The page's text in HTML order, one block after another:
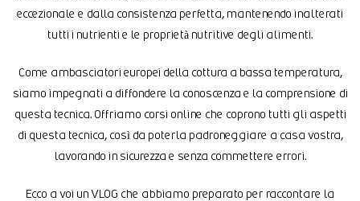
eccezionale e dalla consistenza perfetta, mantenendo inalterati
tutti i nutrienti e le proprietà nutritive degli alimenti.
Come ambasciatori europei della cottura a bassa temperatura,
siamo impegnati a diffondere la conoscenza e la comprensione di
questa tecnica. Offriamo corsi online che coprono tutti gli aspetti
di questa tecnica, così da poterla padroneggiare a casa vostra,
lavorando in sicurezza e senza commettere errori.
Ecco a voi un VLOG che abbiamo preparato per raccontare la